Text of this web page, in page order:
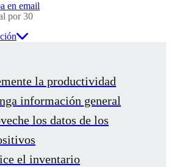
en email
por 30
la productividad
información general
los datos de los
el inventario